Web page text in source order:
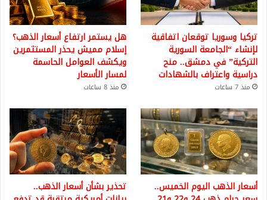
تركيا وسوريا توقعان اتفاقية
لإنشاء “الجامعة السورية
التركية” في دمشق.. منح
دراسية واعتراف بالشهادات
منذ 7 ساعات
هل يستمر ارتفاع أسعار الذهب؟
إسلام مميش يحذر المستثمرين
ويكشف العوامل الحاسمة
لمسار الأسعار
منذ 8 ساعات
أسعار الذهب اليوم الخميس.. تحذير بشأن أسعار الذهب..